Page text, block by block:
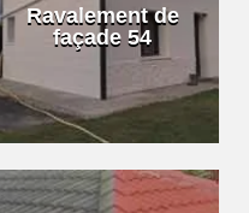
Ravalement de
façade 54